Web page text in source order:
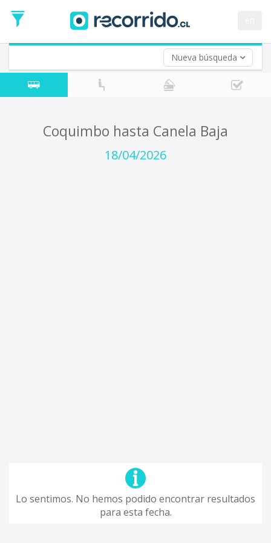
Nueva búsqueda
de
Ida
Vuelta (opcional)
Fecha
de
Coquimbo hasta Canela Baja
18/04/2026
Lo sentimos. No hemos podido encontrar resultados
para esta fecha.